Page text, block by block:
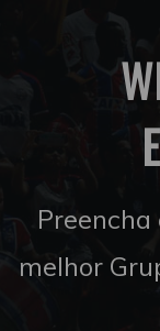
melhor